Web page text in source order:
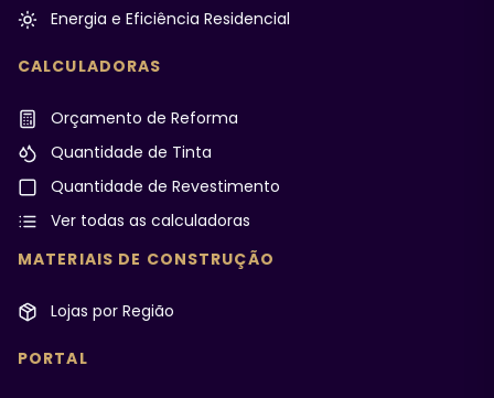
Energia e Eficiência Residencial
CALCULADORAS
Orçamento de Reforma
Quantidade de Tinta
Quantidade de Revestimento
Ver todas as calculadoras
MATERIAIS DE CONSTRUÇÃO
Lojas por Região
PORTAL